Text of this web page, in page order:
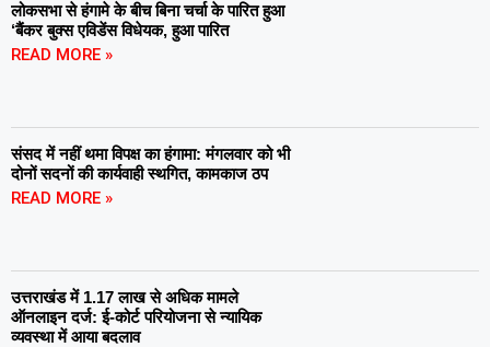
लोकसभा से हंगामे के बीच बिना चर्चा के पारित हुआ
‘बैंकर बुक्स एविडेंस विधेयक, हुआ पारित
READ MORE »
संसद में नहीं थमा विपक्ष का हंगामा: मंगलवार को भी
दोनों सदनों की कार्यवाही स्थगित, कामकाज ठप
READ MORE »
उत्तराखंड में 1.17 लाख से अधिक मामले
ऑनलाइन दर्ज: ई-कोर्ट परियोजना से न्यायिक
व्यवस्था में आया बदलाव